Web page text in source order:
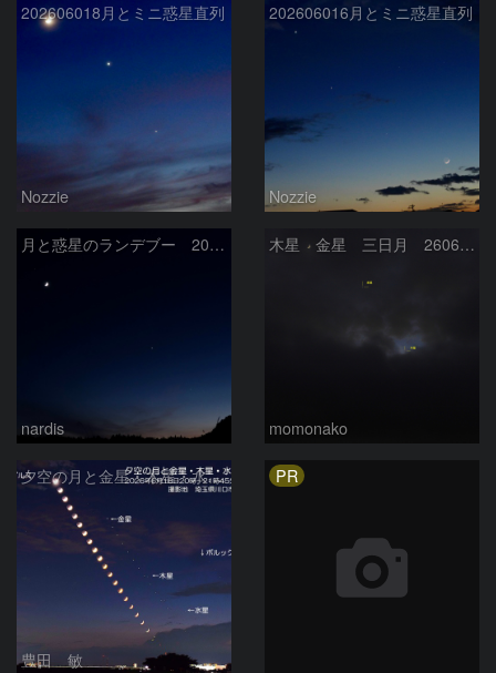
202606018月とミニ惑星直列
Nozzie
202606016月とミニ惑星直列
Nozzie
月と惑星のランデブー 2026/06/19
nardis
木星 金星 三日月 260618
momonako
夕空の月と金星・木星・水星の接近 2026/6/18
豊田 敏
PR